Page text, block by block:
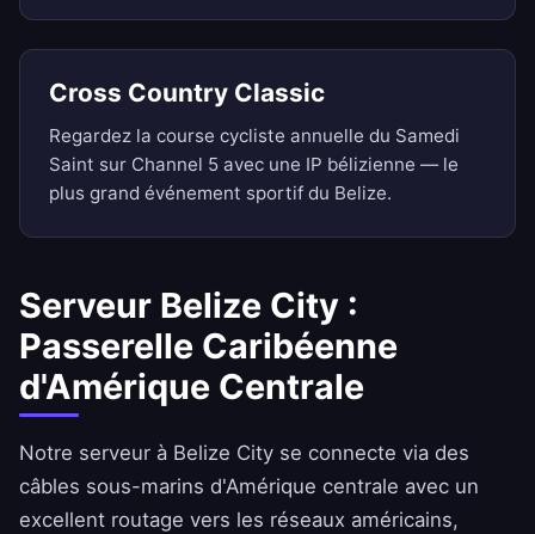
Cross Country Classic
Regardez la course cycliste annuelle du Samedi
Saint sur Channel 5 avec une IP bélizienne — le
plus grand événement sportif du Belize.
Serveur Belize City :
Passerelle Caribéenne
d'Amérique Centrale
Notre serveur à Belize City se connecte via des
câbles sous-marins d'Amérique centrale avec un
excellent routage vers les réseaux américains,